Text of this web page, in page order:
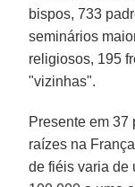
bispos, 733
seminários
religiosos, 195
"vizinhas".
Presente em 37
raízes na
de fiéis varia de